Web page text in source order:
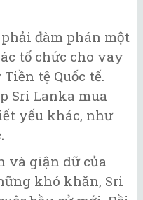
đàm phán một
tổ chức cho vay
tệ Quốc tế.
Sri Lanka mua
yếu khác, như
và giận dữ của
khó khăn, Sri